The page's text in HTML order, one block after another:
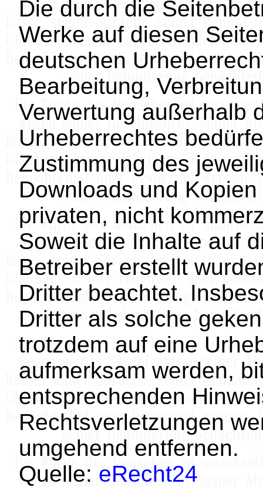
Die durch die
Werke auf diesen
deutschen
Bearbeitung,
Verwertung außerhalb
Urheberrechtes
Zustimmung des
Downloads und
privaten, nicht
Soweit die Inhalte auf
Betreiber erstellt
Dritter beachtet.
Dritter als solche
trotzdem auf eine
aufmerksam werden,
entsprechenden
Rechtsverletzungen
umgehend entfernen.
Quelle: eRecht24